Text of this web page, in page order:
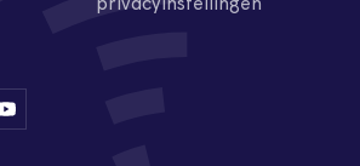
privacyinstellingen